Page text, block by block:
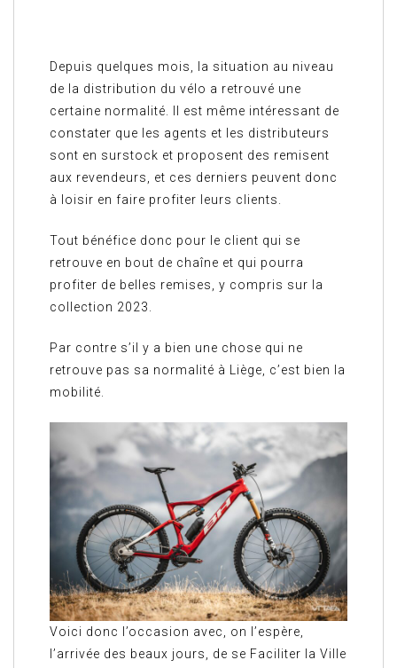
Depuis quelques mois, la situation au niveau
de la distribution du vélo a retrouvé une
certaine normalité. Il est même intéressant de
constater que les agents et les distributeurs
sont en surstock et proposent des remisent
aux revendeurs, et ces derniers peuvent donc
à loisir en faire profiter leurs clients.
Tout bénéfice donc pour le client qui se
retrouve en bout de chaîne et qui pourra
profiter de belles remises, y compris sur la
collection 2023.
Par contre s’il y a bien une chose qui ne
retrouve pas sa normalité à Liège, c’est bien la
mobilité.
Voici donc l’occasion avec, on l’espère,
l’arrivée des beaux jours, de se Faciliter la Ville